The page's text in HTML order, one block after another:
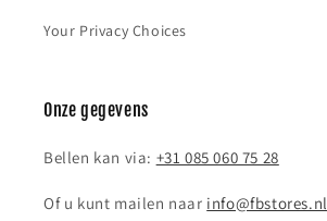
Your Privacy Choices
Onze gegevens
Bellen kan via: +31 085 060 75 28
Of u kunt mailen naar info@fbstores.nl